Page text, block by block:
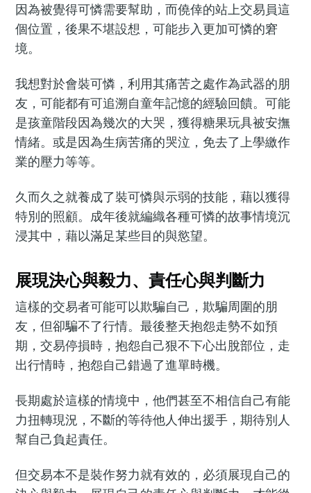
因為被覺得可憐需要幫助，而僥倖的站上交易員這
個位置，後果不堪設想，可能步入更加可憐的窘
境。
我想對於會裝可憐，利用其痛苦之處作為武器的朋
友，可能都有可追溯自童年記憶的經驗回饋。可能
是孩童階段因為幾次的大哭，獲得糖果玩具被安撫
情緒。或是因為生病苦痛的哭泣，免去了上學繳作
業的壓力等等。
久而久之就養成了裝可憐與示弱的技能，藉以獲得
特別的照顧。成年後就編織各種可憐的故事情境沉
浸其中，藉以滿足某些目的與慾望。
展現決心與毅力、責任心與判斷力
這樣的交易者可能可以欺騙自己，欺騙周圍的朋
友，但卻騙不了行情。最後整天抱怨走勢不如預
期，交易停損時，抱怨自己狠不下心出脫部位，走
出行情時，抱怨自己錯過了進單時機。
長期處於這樣的情境中，他們甚至不相信自己有能
力扭轉現況，不斷的等待他人伸出援手，期待別人
幫自己負起責任。
但交易本不是裝作努力就有效的，必須展現自己的